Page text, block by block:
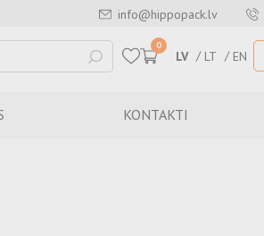
info@hippopack.lv
0
LV LT EN
KONTAKTI